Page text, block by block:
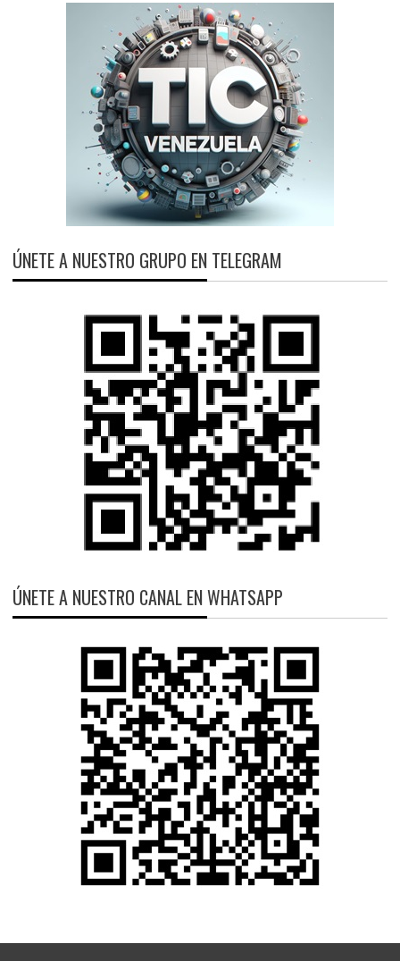
ÚNETE A NUESTRO GRUPO EN TELEGRAM
ÚNETE A NUESTRO CANAL EN WHATSAPP